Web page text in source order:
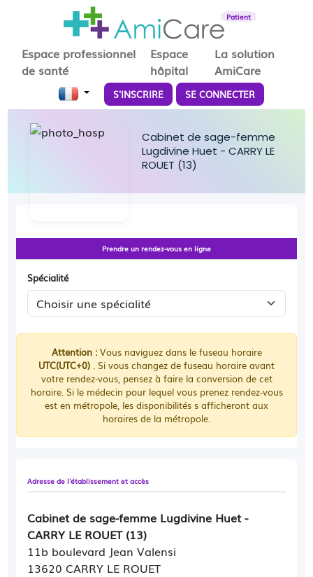
Patient
Espace professionnel
de santé
Espace
hôpital
La solution
AmiCare
S'INSCRIRE SE CONNECTER
Cabinet de sage-femme
Lugdivine Huet - CARRY LE
ROUET (13)
Adresse de l'établissement et accès
Cabinet de sage-femme Lugdivine Huet -
CARRY LE ROUET (13)
11b boulevard Jean Valensi
13620 CARRY LE ROUET
Prendre un rendez-vous en ligne
Spécialité
Attention :Vous naviguez dans le fuseau horaire
UTC(UTC+0) . Si vous changez de fuseau horaire avant
votre rendez-vous, pensez à faire la conversion de cet
horaire. Si le médecin pour lequel vous prenez rendez-vous
est en métropole, les disponibilités s afficheront aux
horaires de la métropole.